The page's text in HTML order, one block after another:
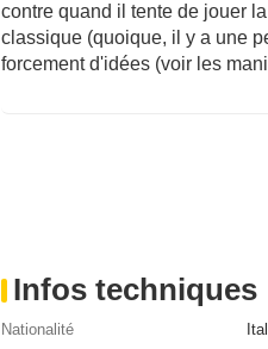
contre quand il tente de jouer
classique (quoique, il y a une
forcement d'idées (voir les
Infos techniques
Nationalité